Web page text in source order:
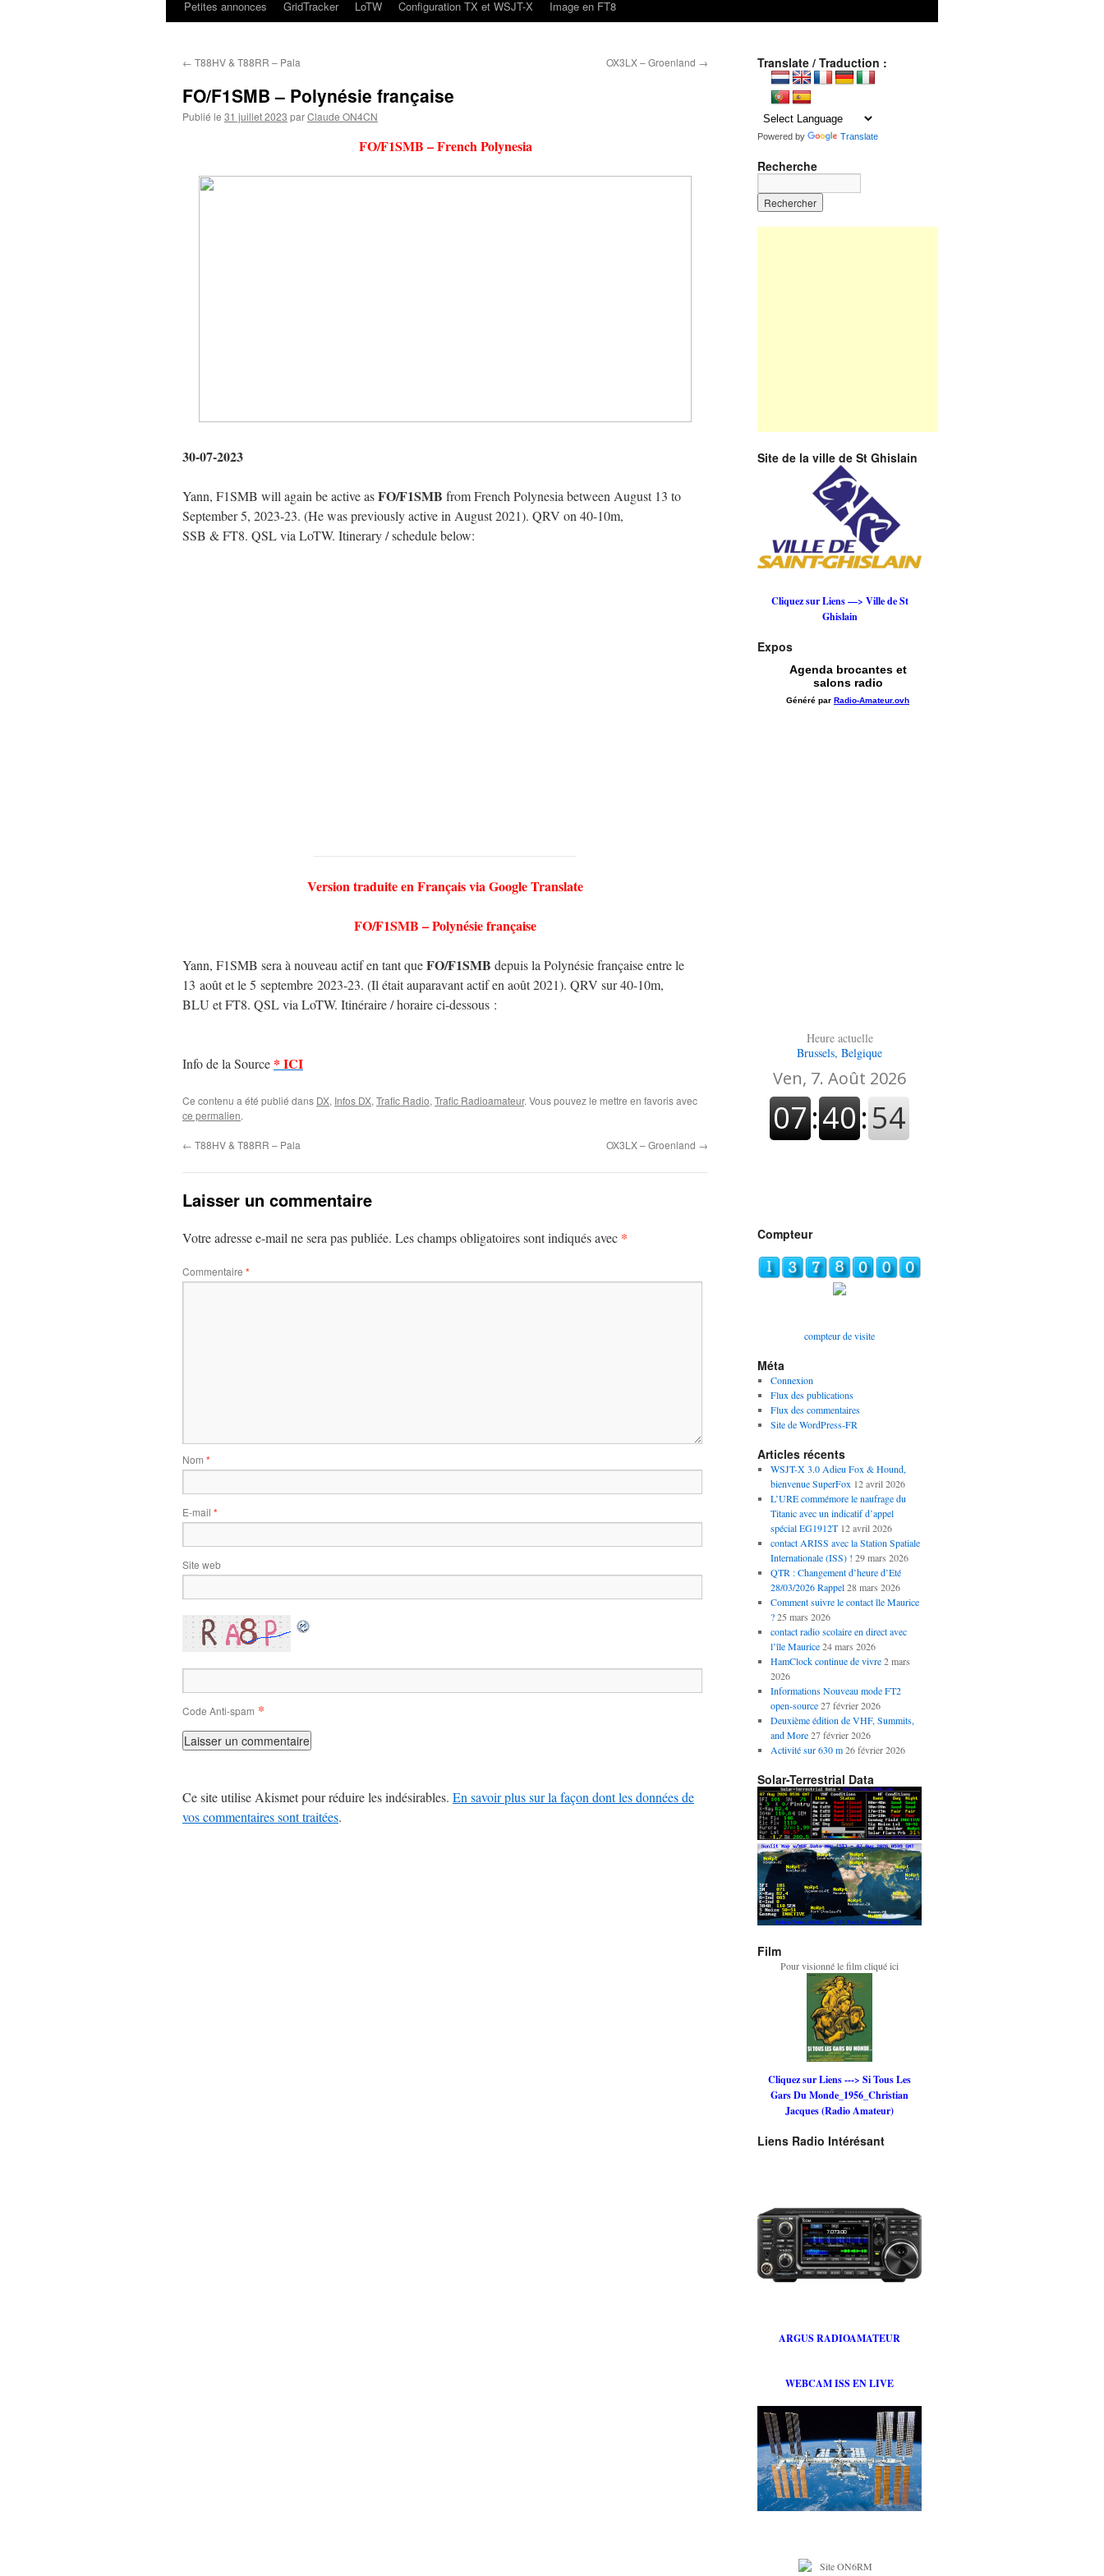
Petites annonces
GridTracker LoTW Configuration TX et WSJT-X Image en FT8
← T88HV & T88RR – Pala OX3LX – Groenland →
FO/F1SMB – Polynésie française
Publié le 31 juillet 2023 parClaude ON4CN
FO/F1SMB – French Polynesia
30-07-2023
Yann, F1SMB will again be active asFO/F1SMB from French Polynesia between August 13 to
September 5, 2023-23. (He was previously active in August 2021). QRV on 40-10m,
SSB & FT8. QSL via LoTW. Itinerary / schedule below:
Version traduite en Français via Google Translate
FO/F1SMB – Polynésie française
Yann, F1SMB sera à nouveau actif en tant queFO/F1SMB depuis la Polynésie française entre le
13 août et le 5 septembre 2023-23. (Il était auparavant actif en août 2021). QRV sur 40-10m,
BLU et FT8. QSL via LoTW. Itinéraire / horaire ci-dessous :
Info de la Source * ICI
Ce contenu a été publié dans DX, Infos DX, Trafic Radio, Trafic Radioamateur. Vous pouvez le mettre en favoris avec
ce permalien.
← T88HV & T88RR – Pala OX3LX – Groenland →
Laisser un commentaire
Votre adresse e-mail ne sera pas publiée. Les champs obligatoires sont indiqués avec *
Commentaire *
Nom *
E-mail *
Site web
Code Anti-spam *
Ce site utilise Akismet pour réduire les indésirables. En savoir plus sur la façon dont les données de
vos commentaires sont traitées.
Translate / Traduction :
Powered by Translate
Recherche
Site de la ville de St Ghislain
Cliquez sur Liens —> Ville de St
Ghislain
Expos
Heure actuelle
Brussels, Belgique
Compteur
compteur de visite
Méta
Connexion
Flux des publications
Flux des commentaires
Site de WordPress-FR
Articles récents
WSJT-X 3.0 Adieu Fox & Hound,
bienvenue SuperFox 12 avril 2026
L’URE commémore le naufrage du
Titanic avec un indicatif d’appel
spécial EG1912T 12 avril 2026
contact ARISS avec la Station Spatiale
Internationale (ISS) ! 29 mars 2026
QTR : Changement d’heure d’Eté
28/03/2026 Rappel 28 mars 2026
Comment suivre le contact île Maurice
? 25 mars 2026
contact radio scolaire en direct avec
l’île Maurice 24 mars 2026
HamClock continue de vivre 2 mars
2026
Informations Nouveau mode FT2
open-source 27 février 2026
Deuxième édition de VHF, Summits,
and More 27 février 2026
Activité sur 630 m 26 février 2026
Solar-Terrestrial Data
Film
Pour visionné le film cliqué ici
Cliquez sur Liens ---> Si Tous Les
Gars Du Monde_1956_Christian
Jacques (Radio Amateur)
Liens Radio Intérésant
ARGUS RADIOAMATEUR
WEBCAM ISS EN LIVE